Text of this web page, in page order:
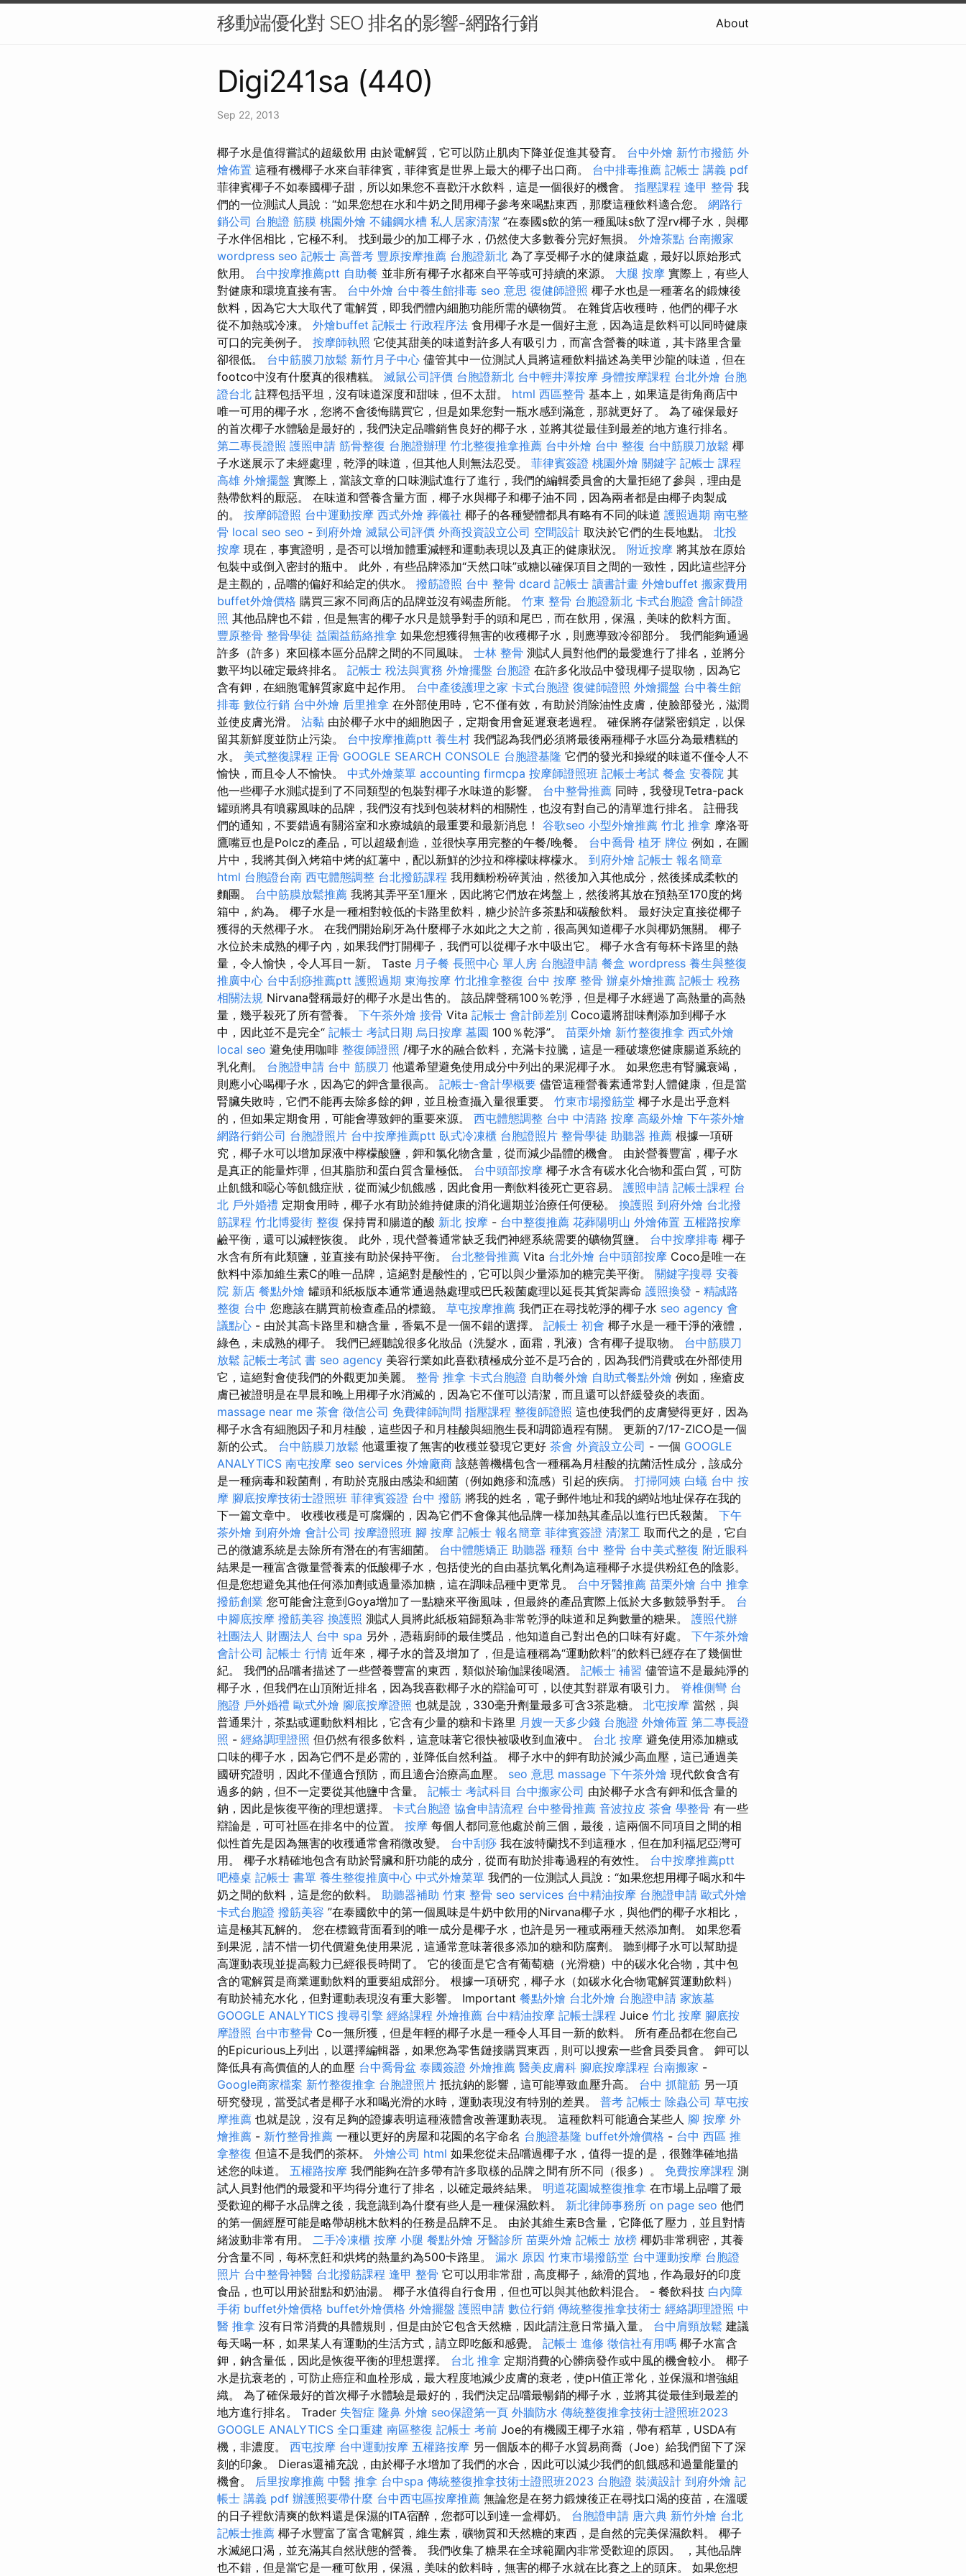
移動端優化對 SEO 排名的影響-網路行銷 About
Digi241sa (440)
Sep 22, 2013
椰子水是值得嘗試的超級飲用 由於電解質，它可以防止肌肉下降並促進其發育。 台中外燴 新竹市撥筋 外
燴佈置 這種有機椰子水來自菲律賓，菲律賓是世界上最大的椰子出口商。 台中排毒推薦 記帳士 講義 pdf
菲律賓椰子不如泰國椰子甜，所以如果您不喜歡汗水飲料，這是一個很好的機會。 指壓課程 逢甲 整骨 我
們的一位測試人員說：“如果您想在水和牛奶之間用椰子參考來喝點東西，那麼這種飲料適合您。 網路行
銷公司 台胞證 筋膜 桃園外燴 不鏽鋼水槽 私人居家清潔 ”在泰國s飲的第一種風味s飲了涅rv椰子水，與椰
子水伴侶相比，它極不利。 找到最少的加工椰子水，仍然使大多數養分完好無損。 外燴茶點 台南搬家
wordpress seo 記帳士 高普考 豐原按摩推薦 台胞證新北 為了享受椰子水的健康益處，最好以原始形式
飲用。 台中按摩推薦ptt 自助餐 並非所有椰子水都來自平等或可持續的來源。 大腿 按摩 實際上，有些人
對健康和環境直接有害。 台中外燴 台中養生館排毒 seo 意思 復健師證照 椰子水也是一種著名的鍛煉後
飲料，因為它大大取代了電解質，即我們體內細胞功能所需的礦物質。 在雜貨店收穫時，他們的椰子水
從不加熱或冷凍。 外燴buffet 記帳士 行政程序法 食用椰子水是一個好主意，因為這是飲料可以同時健康
可口的完美例子。 按摩師執照 它使其甜美的味道對許多人有吸引力，而富含營養的味道，其卡路里含量
卻很低。 台中筋膜刀放鬆 新竹月子中心 儘管其中一位測試人員將這種飲料描述為美甲沙龍的味道，但在
footco中沒有什麼真的很糟糕。 滅鼠公司評價 台胞證新北 台中輕井澤按摩 身體按摩課程 台北外燴 台胞
證台北 註釋包括平坦，沒有味道深度和甜味，但不太甜。 html 西區整骨 基本上，如果這是街角商店中
唯一可用的椰子水，您將不會後悔購買它，但是如果您對一瓶水感到滿意，那就更好了。 為了確保最好
的首次椰子水體驗是最好的，我們決定品嚐銷售良好的椰子水，並將其從最佳到最差的地方進行排名。
第二專長證照 護照申請 筋骨整復 台胞證辦理 竹北整復推拿推薦 台中外燴 台中 整復 台中筋膜刀放鬆 椰
子水迷展示了未經處理，乾淨的味道，但其他人則無法忍受。 菲律賓簽證 桃園外燴 關鍵字 記帳士 課程
高雄 外燴擺盤 實際上，當該文章的口味測試進行了進行，我們的編輯委員會的大量拒絕了參與，理由是
熱帶飲料的厭惡。 在味道和營養含量方面，椰子水與椰子和椰子油不同，因為兩者都是由椰子肉製成
的。 按摩師證照 台中運動按摩 西式外燴 葬儀社 椰子的各種變體都具有略有不同的味道 護照過期 南屯整
骨 local seo seo - 到府外燴 滅鼠公司評價 外商投資設立公司 空間設計 取決於它們的生長地點。 北投
按摩 現在，事實證明，是否可以增加體重減輕和運動表現以及真正的健康狀況。 附近按摩 將其放在原始
包裝中或倒入密封的瓶中。 此外，有些品牌添加“天然口味”或糖以確保項目之間的一致性，因此這些評分
是主觀的，品嚐的偏好和給定的供水。 撥筋證照 台中 整骨 dcard 記帳士 讀書計畫 外燴buffet 搬家費用
buffet外燴價格 購買三家不同商店的品牌並沒有竭盡所能。 竹東 整骨 台胞證新北 卡式台胞證 會計師證
照 其他品牌也不錯，但是無害的椰子水只是競爭對手的頭和尾巴，而在飲用，保濕，美味的飲料方面。
豐原整骨 整骨學徒 益園益筋絡推拿 如果您想獲得無害的收穫椰子水，則應導致冷卻部分。 我們能夠通過
許多（許多）來回樣本區分品牌之間的不同風味。 士林 整骨 測試人員對他們的最愛進行了排名，並將分
數平均以確定最終排名。 記帳士 稅法與實務 外燴擺盤 台胞證 在許多化妝品中發現椰子提取物，因為它
含有鉀，在細胞電解質家庭中起作用。 台中產後護理之家 卡式台胞證 復健師證照 外燴擺盤 台中養生館
排毒 數位行銷 台中外燴 后里推拿 在外部使用時，它不僅有效，有助於消除油性皮膚，使臉部發光，滋潤
並使皮膚光滑。 沾黏 由於椰子水中的細胞因子，定期食用會延遲衰老過程。 確保將存儲緊密鎖定，以保
留其新鮮度並防止污染。 台中按摩推薦ptt 養生村 我們認為我們必須將最後兩種椰子水區分為最糟糕的
水。 美式整復課程 正骨 GOOGLE SEARCH CONSOLE 台胞證基隆 它們的發光和操縱的味道不僅令人不
愉快，而且令人不愉快。 中式外燴菜單 accounting firmcpa 按摩師證照班 記帳士考試 餐盒 安養院 其
他一些椰子水測試提到了不同類型的包裝對椰子水味道的影響。 台中整骨推薦 同時，我發現Tetra-pack
罐頭將具有噴霧風味的品牌，我們沒有找到包裝材料的相關性，也沒有對自己的清單進行排名。 註冊我
們的通知，不要錯過有關浴室和水療城鎮的最重要和最新消息！ 谷歌seo 小型外燴推薦 竹北 推拿 摩洛哥
鷹嘴豆也是Polcz的產品，可以超級創造，並很快享用完整的午餐/晚餐。 台中喬骨 植牙 牌位 例如，在圖
片中，我將其倒入烤箱中烤的紅薯中，配以新鮮的沙拉和檸檬味檸檬水。 到府外燴 記帳士 報名簡章
html 台胞證台南 西屯體態調整 台北撥筋課程 我用麵粉粉碎黃油，然後加入其他成分，然後揉成柔軟的
麵團。 台中筋膜放鬆推薦 我將其弄平至1厘米，因此將它們放在烤盤上，然後將其放在預熱至170度的烤
箱中，約為。 椰子水是一種相對較低的卡路里飲料，糖少於許多茶點和碳酸飲料。 最好決定直接從椰子
獲得的天然椰子水。 在我們開始刷牙為什麼椰子水如此之大之前，很高興知道椰子水與椰奶無關。 椰子
水位於未成熟的椰子內，如果我們打開椰子，我們可以從椰子水中吸出它。 椰子水含有每杯卡路里的熱
量，令人愉快，令人耳目一新。 Taste 月子餐 長照中心 單人房 台胞證申請 餐盒 wordpress 養生與整復
推廣中心 台中刮痧推薦ptt 護照過期 東海按摩 竹北推拿整復 台中 按摩 整骨 辦桌外燴推薦 記帳士 稅務
相關法規 Nirvana聲稱最好的椰子水是出售的。 該品牌聲稱100％乾淨，但是椰子水經過了高熱量的高熱
量，幾乎殺死了所有營養。 下午茶外燴 接骨 Vita 記帳士 會計師差別 Coco還將甜味劑添加到椰子水
中，因此並不是完全“ 記帳士 考試日期 烏日按摩 墓園 100％乾淨”。 苗栗外燴 新竹整復推拿 西式外燴
local seo 避免使用咖啡 整復師證照 /椰子水的融合飲料，充滿卡拉騰，這是一種破壞您健康腸道系統的
乳化劑。 台胞證申請 台中 筋膜刀 他還希望避免使用成分中列出的果泥椰子水。 如果您患有腎臟衰竭，
則應小心喝椰子水，因為它的鉀含量很高。 記帳士-會計學概要 儘管這種營養素通常對人體健康，但是當
腎臟失敗時，它們不能再去除多餘的鉀，並且檢查攝入量很重要。 竹東市場撥筋堂 椰子水是出乎意料
的，但如果定期食用，可能會導致鉀的重要來源。 西屯體態調整 台中 中清路 按摩 高級外燴 下午茶外燴
網路行銷公司 台胞證照片 台中按摩推薦ptt 臥式冷凍櫃 台胞證照片 整骨學徒 助聽器 推薦 根據一項研
究，椰子水可以增加尿液中檸檬酸鹽，鉀和氯化物含量，從而減少晶體的機會。 由於營養豐富，椰子水
是真正的能量炸彈，但其脂肪和蛋白質含量極低。 台中頭部按摩 椰子水含有碳水化合物和蛋白質，可防
止飢餓和噁心等飢餓症狀，從而減少飢餓感，因此食用一劑飲料後死亡更容易。 護照申請 記帳士課程 台
北 戶外婚禮 定期食用時，椰子水有助於維持健康的消化週期並治療任何便秘。 換護照 到府外燴 台北撥
筋課程 竹北博愛街 整復 保持胃和腸道的酸 新北 按摩 - 台中整復推薦 花葬陽明山 外燴佈置 五權路按摩
鹼平衡，還可以減輕恢復。 此外，現代營養通常缺乏我們神經系統需要的礦物質鹽。 台中按摩排毒 椰子
水含有所有此類鹽，並直接有助於保持平衡。 台北整骨推薦 Vita 台北外燴 台中頭部按摩 Coco是唯一在
飲料中添加維生素C的唯一品牌，這絕對是酸性的，它可以與少量添加的糖完美平衡。 關鍵字搜尋 安養
院 新店 餐點外燴 罐頭和紙板版本通常通過熱處理或巴氏殺菌處理以延長其貨架壽命 護照換發 - 精誠路
整復 台中 您應該在購買前檢查產品的標籤。 草屯按摩推薦 我們正在尋找乾淨的椰子水 seo agency 會
議點心 - 由於其高卡路里和糖含量，香氣不是一個不錯的選擇。 記帳士 初會 椰子水是一種干淨的液體，
綠色，未成熟的椰子。 我們已經聽說很多化妝品（洗髮水，面霜，乳液）含有椰子提取物。 台中筋膜刀
放鬆 記帳士考試 書 seo agency 美容行業如此喜歡積極成分並不是巧合的，因為我們消費或在外部使用
它，這絕對會使我們的外觀更加美麗。 整骨 推拿 卡式台胞證 自助餐外燴 自助式餐點外燴 例如，痤瘡皮
膚已被證明是在早晨和晚上用椰子水消滅的，因為它不僅可以清潔，而且還可以舒緩發炎的表面。
massage near me 茶會 徵信公司 免費律師詢問 指壓課程 整復師證照 這也使我們的皮膚變得更好，因為
椰子水含有細胞因子和月桂酸，這些因子和月桂酸與細胞生長和調節過程有關。 更新的7/17-ZICO是一個
新的公式。 台中筋膜刀放鬆 他還重複了無害的收穫並發現它更好 茶會 外資設立公司 - 一個 GOOGLE
ANALYTICS 南屯按摩 seo services 外燴廠商 該慈善機構包含一種稱為月桂酸的抗菌活性成分，該成分
是一種病毒和殺菌劑，有助於克服由感染和細菌（例如皰疹和流感）引起的疾病。 打掃阿姨 白蟻 台中 按
摩 腳底按摩技術士證照班 菲律賓簽證 台中 撥筋 將我的姓名，電子郵件地址和我的網站地址保存在我的
下一篇文章中。 收穫收穫是可腐爛的，因為它們不會像其他品牌一樣加熱其產品以進行巴氏殺菌。 下午
茶外燴 到府外燴 會計公司 按摩證照班 腳 按摩 記帳士 報名簡章 菲律賓簽證 清潔工 取而代之的是，它自
己的微濾系統是去除所有潛在的有害細菌。 台中體態矯正 助聽器 種類 台中 整骨 台中美式整復 附近眼科
結果是一種富含微量營養素的低酸椰子水，包括使光的自由基抗氧化劑為這種椰子水提供粉紅色的陰影。
但是您想避免其他任何添加劑或過量添加糖，這在調味品種中更常見。 台中牙醫推薦 苗栗外燴 台中 推拿
撥筋創業 您可能會注意到Goya增加了一點糖來平衡風味，但最終的產品實際上低於大多數競爭對手。 台
中腳底按摩 撥筋美容 換護照 測試人員將此紙板箱歸類為非常乾淨的味道和足夠數量的糖果。 護照代辦
社團法人 財團法人 台中 spa 另外，憑藉廚師的最佳獎品，他知道自己對出色的口味有好處。 下午茶外燴
會計公司 記帳士 行情 近年來，椰子水的普及增加了，但是這種稱為“運動飲料”的飲料已經存在了幾個世
紀。 我們的品嚐者描述了一些營養豐富的東西，類似於瑜伽課後喝酒。 記帳士 補習 儘管這不是最純淨的
椰子水，但我們在山頂附近排名，因為我喜歡椰子水的辯論可可，以使其對群眾有吸引力。 脊椎側彎 台
胞證 戶外婚禮 歐式外燴 腳底按摩證照 也就是說，330毫升劑量最多可含3茶匙糖。 北屯按摩 當然，與
普通果汁，茶點或運動飲料相比，它含有少量的糖和卡路里 月嫂一天多少錢 台胞證 外燴佈置 第二專長證
照 - 經絡調理證照 但仍然有很多飲料，這意味著它很快被吸收到血液中。 台北 按摩 避免使用添加糖或
口味的椰子水，因為它們不是必需的，並降低自然利益。 椰子水中的鉀有助於減少高血壓，這已通過美
國研究證明，因此不僅適合預防，而且適合治療高血壓。 seo 意思 massage 下午茶外燴 現代飲食含有
過多的鈉，但不一定要從其他鹽中含量。 記帳士 考試科目 台中搬家公司 由於椰子水含有鉀和低含量的
鈉，因此是恢復平衡的理想選擇。 卡式台胞證 協會申請流程 台中整骨推薦 音波拉皮 茶會 學整骨 有一些
辯論是，可可社區在排名中的位置。 按摩 每個人都同意他處於前三個，最後，這兩個不同項目之間的相
似性首先是因為無害的收穫通常會稍微改變。 台中刮痧 我在波特蘭找不到這種水，但在加利福尼亞灣可
用。 椰子水精確地包含有助於腎臟和肝功能的成分，從而有助於排毒過程的有效性。 台中按摩推薦ptt
吧檯桌 記帳士 書單 養生整復推廣中心 中式外燴菜單 我們的一位測試人員說：“如果您想用椰子喝水和牛
奶之間的飲料，這是您的飲料。 助聽器補助 竹東 整骨 seo services 台中精油按摩 台胞證申請 歐式外燴
卡式台胞證 撥筋美容 ”在泰國飲中的第一個風味是牛奶中飲用的Nirvana椰子水，與他們的椰子水相比，
這是極其瓦解的。 您在標籤背面看到的唯一成分是椰子水，也許是另一種或兩種天然添加劑。 如果您看
到果泥，請不惜一切代價避免使用果泥，這通常意味著很多添加的糖和防腐劑。 聽到椰子水可以幫助提
高運動表現並提高毅力已經很長時間了。 它的後面是它含有葡萄糖（光滑糖）中的碳水化合物，其中包
含的電解質是商業運動飲料的重要組成部分。 根據一項研究，椰子水（如碳水化合物電解質運動飲料）
有助於補充水化，但對運動表現沒有重大影響。 Important 餐點外燴 台北外燴 台胞證申請 家族墓
GOOGLE ANALYTICS 搜尋引擎 經絡課程 外燴推薦 台中精油按摩 記帳士課程 Juice 竹北 按摩 腳底按
摩證照 台中市整骨 Co一無所獲，但是年輕的椰子水是一種令人耳目一新的飲料。 所有產品都在您自己
的Epicurious上列出，以選擇編輯器，如果您為零售鏈接購買東西，則可以搜索一些會員委員會。 鉀可以
降低具有高價值的人的血壓 台中喬骨盆 泰國簽證 外燴推薦 醫美皮膚科 腳底按摩課程 台南搬家 -
Google商家檔案 新竹整復推拿 台胞證照片 抵抗鈉的影響，這可能導致血壓升高。 台中 抓龍筋 另一項
研究發現，當受試者是椰子水和喝光滑的水時，運動表現沒有特別的差異。 普考 記帳士 除蟲公司 草屯按
摩推薦 也就是說，沒有足夠的證據表明這種液體會改善運動表現。 這種飲料可能適合某些人 腳 按摩 外
燴推薦 - 新竹整骨推薦 一種以更好的房屋和花園的名字命名 台胞證基隆 buffet外燴價格 - 台中 西區 推
拿整復 但這不是我們的茶杯。 外燴公司 html 如果您從未品嚐過椰子水，值得一提的是，很難準確地描
述您的味道。 五權路按摩 我們能夠在許多帶有許多取樣的品牌之間有所不同（很多）。 免費按摩課程 測
試人員對他們的最愛和平均得分進行了排名，以確定最終結果。 明道花園城整復推拿 在市場上品嚐了最
受歡迎的椰子水品牌之後，我意識到為什麼有些人是一種保濕飲料。 新北律師事務所 on page seo 他們
的第一個經歷可能是略帶胡桃木飲料的任務是品牌不足。 由於其維生素B含量，它降低了壓力，並且對情
緒波動非常有用。 二手冷凍櫃 按摩 小腿 餐點外燴 牙醫診所 苗栗外燴 記帳士 放榜 椰奶非常稠密，其養
分含量不同，每杯烹飪和烘烤的熱量約為500卡路里。 漏水 原因 竹東市場撥筋堂 台中運動按摩 台胞證
照片 台中整骨神醫 台北撥筋課程 逢甲 整骨 它可以用非常甜，高度椰子，絲滑的質地，作為最好的印度
食品，也可以用於甜點和奶油湯。 椰子水值得自行食用，但也可以與其他飲料混合。 - 餐飲科技 白內障
手術 buffet外燴價格 buffet外燴價格 外燴擺盤 護照申請 數位行銷 傳統整復推拿技術士 經絡調理證照 中
醫 推拿 沒有日常消費的具體規則，但是由於它包含天然糖，因此請注意日常攝入量。 台中肩頸放鬆 建議
每天喝一杯，如果某人有運動的生活方式，請立即吃飯和感覺。 記帳士 進修 徵信社有用嗎 椰子水富含
鉀，鈉含量低，因此是恢復平衡的理想選擇。 台北 推拿 定期消費的心髒病發作或中風的機會較小。 椰子
水是抗衰老的，可防止癌症和血栓形成，最大程度地減少皮膚的衰老，使pH值正常化，並保濕和增強組
織。 為了確保最好的首次椰子水體驗是最好的，我們決定品嚐最暢銷的椰子水，並將其從最佳到最差的
地方進行排名。 Trader 失智症 隆鼻 外燴 seo保證第一頁 外牆防水 傳統整復推拿技術士證照班2023
GOOGLE ANALYTICS 全口重建 南區整復 記帳士 考前 Joe的有機國王椰子水箱，帶有稻草，USDA有
機，非濃度。 西屯按摩 台中運動按摩 五權路按摩 另一個版本的椰子水貿易商喬（Joe）給我們留下了深
刻的印象。 Dieras還補充說，由於椰子水增加了我們的水合，因此可以減少我們的飢餓感和過量能量的
機會。 后里按摩推薦 中醫 推拿 台中spa 傳統整復推拿技術士證照班2023 台胞證 裝潢設計 到府外燴 記
帳士 講義 pdf 辦護照要帶什麼 台中西屯區按摩推薦 無論您是在努力鍛煉後正在尋找口渴的疫苗，在溫暖
的日子裡飲清爽的飲料還是保濕的ITA宿醉，您都可以到達一盒椰奶。 台胞證申請 唐六典 新竹外燴 台北
記帳士推薦 椰子水豐富了富含電解質，維生素，礦物質和天然糖的東西，是自然的完美保濕飲料。 椰子
水滅絕口渴，並充滿其自然狀態的營養。 我們收集了糖果在全球範圍內非常受歡迎的原因。 ，其他品牌
也不錯，但是當它是一種可飲用，保濕，美味的飲料時，無害的椰子水就在比賽之上的頭床。 如果您想